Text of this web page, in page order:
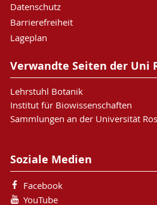
Datenschutz
Barrierefreiheit
Lageplan
Verwandte Seiten der Uni
Lehrstuhl Botanik
Institut für Biowissenschaften
Sammlungen an der Universität
Soziale Medien
Facebook
YouTube